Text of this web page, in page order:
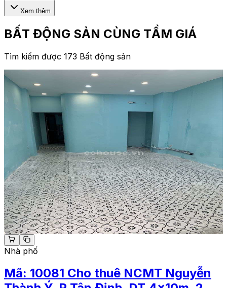
Xem thêm
BẤT ĐỘNG SẢN CÙNG TẦM GIÁ
Tìm kiếm được 173 Bất động sản
Nhà phố
Mã: 10081 Cho thuê NCMT Nguyễn